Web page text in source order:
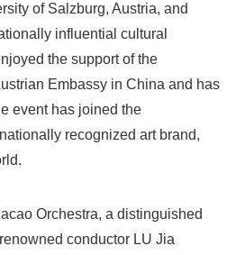
of Salzburg, Austria, and
influential cultural
the support of the
Embassy in China and has
event has joined the
recognized art brand,
Orchestra, a distinguished
conductor LU Jia